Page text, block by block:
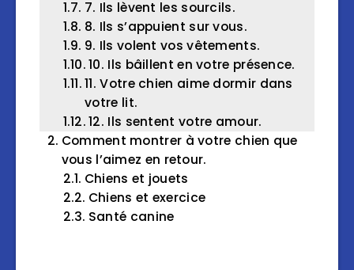
7. Ils lèvent les sourcils.
8. Ils s’appuient sur vous.
9. Ils volent vos vêtements.
10. Ils bâillent en votre présence.
11. Votre chien aime dormir dans
votre lit.
12. Ils sentent votre amour.
Comment montrer à votre chien que
vous l’aimez en retour.
Chiens et jouets
Chiens et exercice
Santé canine